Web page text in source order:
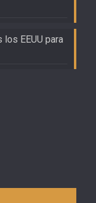
EEUU para